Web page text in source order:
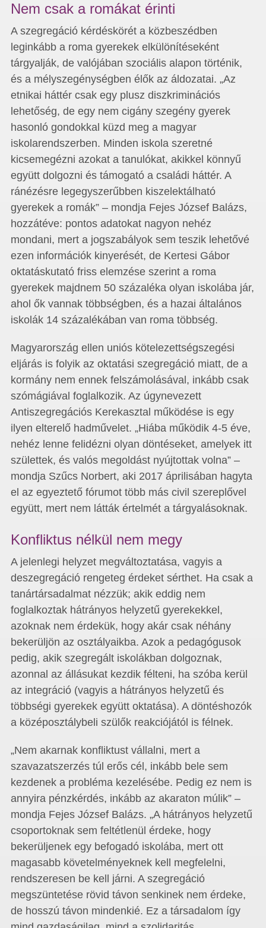
Nem csak a romákat érinti
A szegregáció kérdéskörét a közbeszédben
leginkább a roma gyerekek elkülönítéseként
tárgyalják, de valójában szociális alapon történik,
és a mélyszegénységben élők az áldozatai. „Az
etnikai háttér csak egy plusz diszkriminációs
lehetőség, de egy nem cigány szegény gyerek
hasonló gondokkal küzd meg a magyar
iskolarendszerben. Minden iskola szeretné
kicsemegézni azokat a tanulókat, akikkel könnyű
együtt dolgozni és támogató a családi háttér. A
ránézésre legegyszerűbben kiszelektálható
gyerekek a romák” – mondja Fejes József Balázs,
hozzátéve: pontos adatokat nagyon nehéz
mondani, mert a jogszabályok sem teszik lehetővé
ezen információk kinyerését, de Kertesi Gábor
oktatáskutató friss elemzése szerint a roma
gyerekek majdnem 50 százaléka olyan iskolába jár,
ahol ők vannak többségben, és a hazai általános
iskolák 14 százalékában van roma többség.
Magyarország ellen uniós kötelezettségszegési
eljárás is folyik az oktatási szegregáció miatt, de a
kormány nem ennek felszámolásával, inkább csak
szómágiával foglalkozik. Az úgynevezett
Antiszegregációs Kerekasztal működése is egy
ilyen elterelő hadművelet. „Hiába működik 4-5 éve,
nehéz lenne felidézni olyan döntéseket, amelyek itt
születtek, és valós megoldást nyújtottak volna” –
mondja Szűcs Norbert, aki 2017 áprilisában hagyta
el az egyeztető fórumot több más civil szereplővel
együtt, mert nem látták értelmét a tárgyalásoknak.
Konfliktus nélkül nem megy
A jelenlegi helyzet megváltoztatása, vagyis a
deszegregáció rengeteg érdeket sérthet. Ha csak a
tanártársadalmat nézzük; akik eddig nem
foglalkoztak hátrányos helyzetű gyerekekkel,
azoknak nem érdekük, hogy akár csak néhány
bekerüljön az osztályaikba. Azok a pedagógusok
pedig, akik szegregált iskolákban dolgoznak,
azonnal az állásukat kezdik félteni, ha szóba kerül
az integráció (vagyis a hátrányos helyzetű és
többségi gyerekek együtt oktatása). A döntéshozók
a középosztálybeli szülők reakciójától is félnek.
„Nem akarnak konfliktust vállalni, mert a
szavazatszerzés túl erős cél, inkább bele sem
kezdenek a probléma kezelésébe. Pedig ez nem is
annyira pénzkérdés, inkább az akaraton múlik” –
mondja Fejes József Balázs. „A hátrányos helyzetű
csoportoknak sem feltétlenül érdeke, hogy
bekerüljenek egy befogadó iskolába, mert ott
magasabb követelményeknek kell megfelelni,
rendszeresen be kell járni. A szegregáció
megszüntetése rövid távon senkinek nem érdeke,
de hosszú távon mindenkié. Ez a társadalom így